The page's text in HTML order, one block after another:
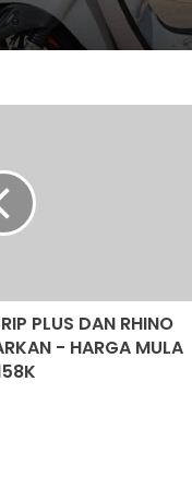
PLUS DAN RHINO
- HARGA MULA